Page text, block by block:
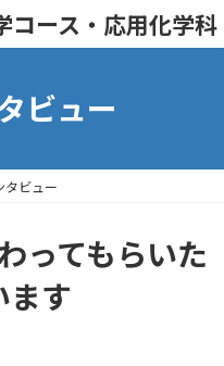
コース・応用化学科
ビュー
タビュー
ってもらいた
ます